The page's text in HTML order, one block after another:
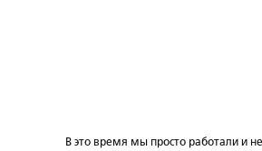
В это время мы просто работали и